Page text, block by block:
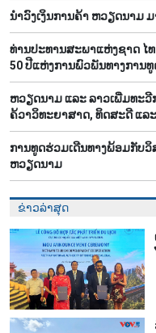
ນຳ​ວົງ​ເງິນ​ການ​ຄ້າ ຫວຽດ​ນາມ ມ
ທ່ານ​ປະ​ທານ​ສະ​ພາ​ແຫ່ງ​ຊາດ ໄ
50 ປີ​ແຫ່ງ​ການ​ພົວ​ພັນ​ທາງ​ການ​
ຫວຽດ​ນາມ ແລະ ລາວ​ເພີ່ມ​ທະ​
ຄ້​ວາ​ວິ​ທະ​ຍາ​ສາດ, ທິດ​ສະ​ດີ ແລ
ການ​ທູດ​ຮ່ວມ​ເດີນ​ທາງ​ພ້ອມກັບ​
ຫວຽດ​ນາມ
ຂ່າວລ່າສຸດ